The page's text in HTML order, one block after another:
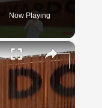
Now Playing
×